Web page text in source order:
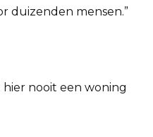
duizenden mensen.”
nooit een woning